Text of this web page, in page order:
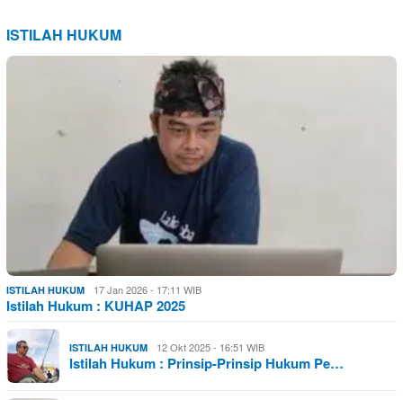
ISTILAH HUKUM
ISTILAH HUKUM 17 Jan 2026 - 17:11 WIB
Istilah Hukum : KUHAP 2025
ISTILAH HUKUM 12 Okt 2025 - 16:51 WIB
Istilah Hukum : Prinsip-Prinsip Hukum Pe…